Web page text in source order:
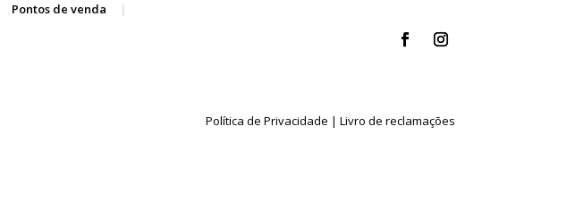
Pontos de venda
Política de Privacidade | Livro de reclamações